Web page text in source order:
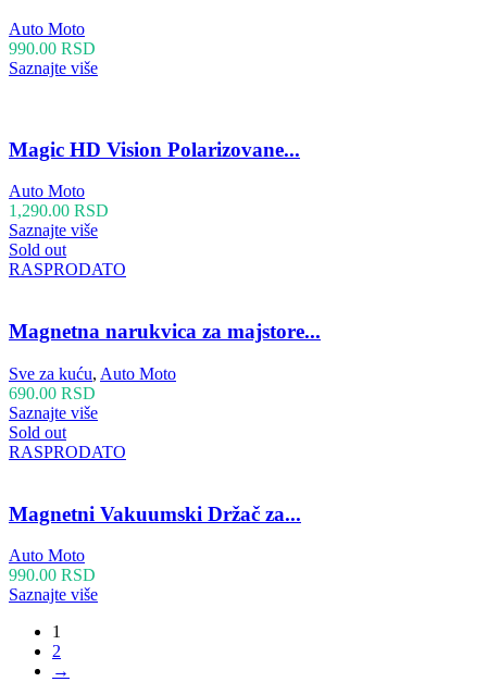
Auto Moto
990.00 RSD
Saznajte više
Magic HD Vision Polarizovane...
Auto Moto
1,290.00 RSD
Saznajte više
Sold out
RASPRODATO
Magnetna narukvica za majstore...
Sve za kuću, Auto Moto
690.00 RSD
Saznajte više
Sold out
RASPRODATO
Magnetni Vakuumski Držač za...
Auto Moto
990.00 RSD
Saznajte više
1
2
→